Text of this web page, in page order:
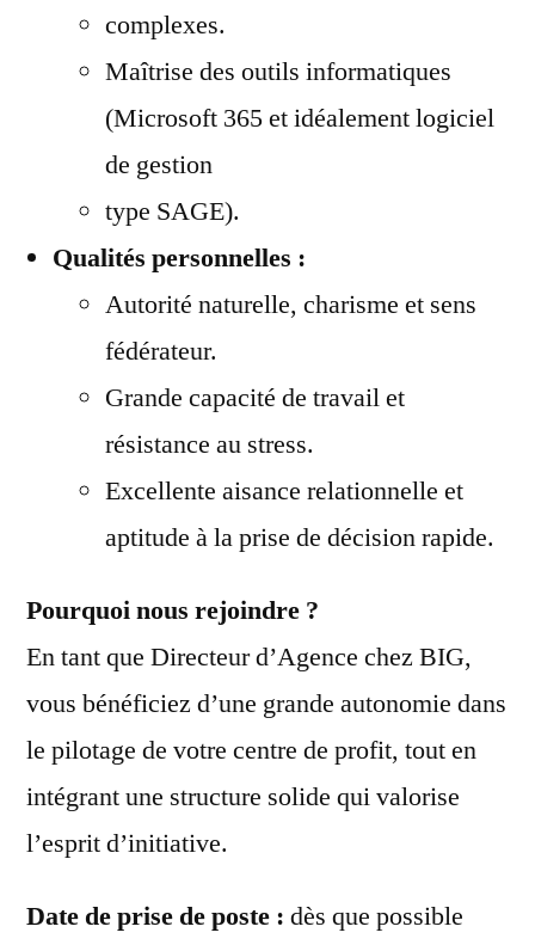
complexes.
Maîtrise des outils informatiques
(Microsoft 365 et idéalement logiciel
de gestion
type SAGE).
Qualités personnelles :
Autorité naturelle, charisme et sens
fédérateur.
Grande capacité de travail et
résistance au stress.
Excellente aisance relationnelle et
aptitude à la prise de décision rapide.
Pourquoi nous rejoindre ?
En tant que Directeur d’Agence chez BIG,
vous bénéficiez d’une grande autonomie dans
le pilotage de votre centre de profit, tout en
intégrant une structure solide qui valorise
l’esprit d’initiative.
Date de prise de poste : dès que possible